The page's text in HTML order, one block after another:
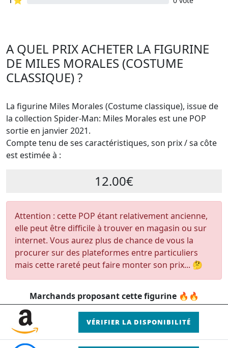
A QUEL PRIX ACHETER LA FIGURINE
DE MILES MORALES (COSTUME
CLASSIQUE) ?
La figurine Miles Morales (Costume classique), issue de
la collection Spider-Man: Miles Morales est une POP
sortie en janvier 2021.
Compte tenu de ses caractéristiques, son prix / sa côte
est estimée à :
12.00€
Attention : cette POP étant relativement ancienne,
elle peut être difficile à trouver en magasin ou sur
internet. Vous aurez plus de chance de vous la
procurer sur des plateformes entre particuliers
mais cette rareté peut faire monter son prix... 🤔
Marchands proposant cette figurine 🔥🔥
VÉRIFIER LA DISPONIBILITÉ